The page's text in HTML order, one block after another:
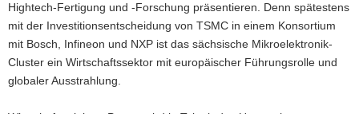
Hightech-Fertigung und -Forschung präsentieren. Denn spätestens
mit der Investitionsentscheidung von TSMC in einem Konsortium
mit Bosch, Infineon und NXP ist das sächsische Mikroelektronik-
Cluster ein Wirtschaftssektor mit europäischer Führungsrolle und
globaler Ausstrahlung.